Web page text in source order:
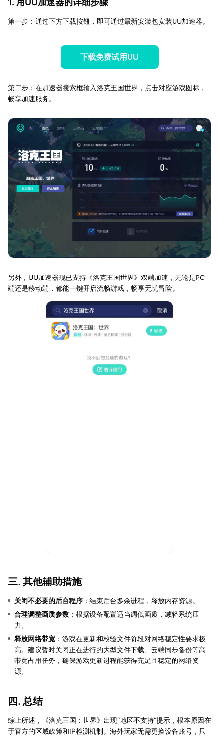
1. 用UU加速器的详细步骤
第一步：通过下方下载按钮，即可通过最新安装包安装UU加速器。
下载免费试用UU
第二步：在加速器搜索框输入洛克王国世界，点击对应游戏图标，
畅享加速服务。
另外，UU加速器现已支持《洛克王国世界》双端加速，无论是PC
端还是移动端，都能一键开启流畅游戏，畅享无忧冒险。
三. 其他辅助措施
关闭不必要的后台程序 ：结束后台多余进程，释放内存资源。
合理调整画质参数 ：根据设备配置适当调低画质，减轻系统压
力。
释放网络带宽 ：游戏在更新和校验文件阶段对网络稳定性要求极
高。建议暂时关闭正在进行的大型文件下载、云端同步备份等高
带宽占用任务，确保游戏更新进程能获得充足且稳定的网络资
源。
四. 总结
综上所述，《洛克王国：世界》出现“地区不支持”提示，根本原因在
于官方的区域政策和IP检测机制。海外玩家无需更换设备账号，只